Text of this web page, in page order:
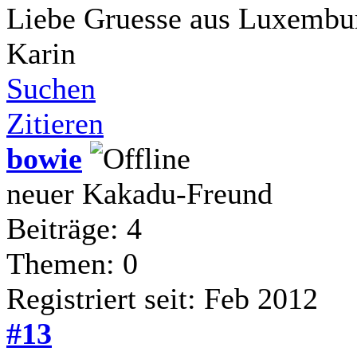
Liebe Gruesse aus
Karin
Suchen
Zitieren
bowie
neuer Kakadu-Freund
Beiträge: 4
Themen: 0
Registriert seit: Feb 2012
#13